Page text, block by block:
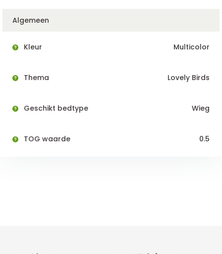
Algemeen
Kleur Multicolor
Thema Lovely Birds
Geschikt bedtype Wieg
TOG waarde 0.5